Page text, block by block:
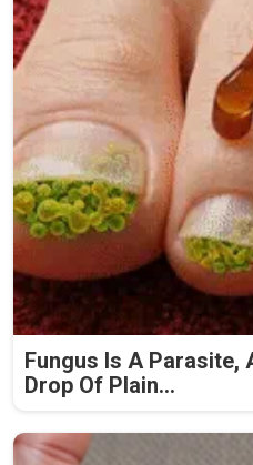
Fungus Is A Parasite,
Drop Of Plain...